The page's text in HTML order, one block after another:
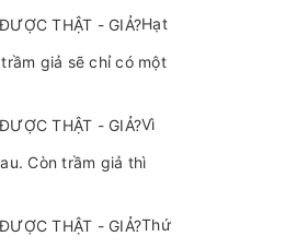
Hạt
giả sẽ chỉ có một
Vì
Còn trầm giả thì
Thứ